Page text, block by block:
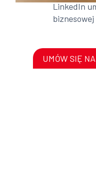
LinkedIn
biznesowej
UMÓW SIĘ